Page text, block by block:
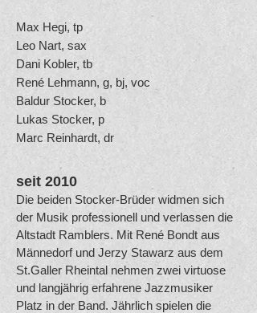
Max Hegi, tp
Leo Nart, sax
Dani Kobler, tb
René Lehmann, g, bj, voc
Baldur Stocker, b
Lukas Stocker, p
Marc Reinhardt, dr
seit 2010
Die beiden Stocker-Brüder widmen sich
der Musik professionell und verlassen die
Altstadt Ramblers. Mit René Bondt aus
Männedorf und Jerzy Stawarz aus dem
St.Galler Rheintal nehmen zwei virtuose
und langjährig erfahrene Jazzmusiker
Platz in der Band. Jährlich spielen die